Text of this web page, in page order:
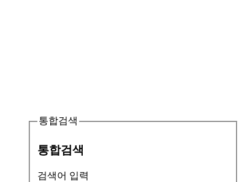
통합검색
통합검색
검색어 입력